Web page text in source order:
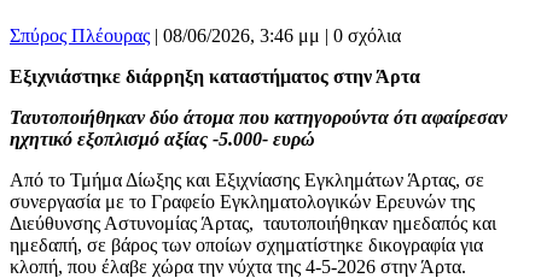
Σπύρος Πλέουρας | 08/06/2026, 3:46 μμ | 0 σχόλια
Εξιχνιάστηκε διάρρηξη καταστήματος στην Άρτα
Ταυτοποιήθηκαν δύο άτομα που κατηγορούντα ότι αφαίρεσαν
ηχητικό εξοπλισμό αξίας -5.000- ευρώ
Από το Τμήμα Δίωξης και Εξιχνίασης Εγκλημάτων Άρτας, σε
συνεργασία με το Γραφείο Εγκληματολογικών Ερευνών της
Διεύθυνσης Αστυνομίας Άρτας, ταυτοποιήθηκαν ημεδαπός και
ημεδαπή, σε βάρος των οποίων σχηματίστηκε δικογραφία για
κλοπή, που έλαβε χώρα την νύχτα της 4-5-2026 στην Άρτα.